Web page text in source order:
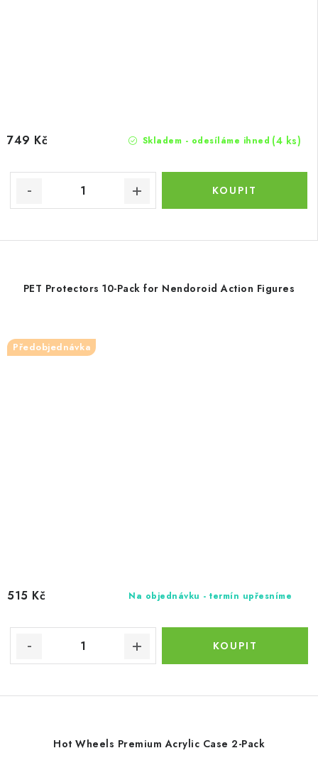
Skladem - odesíláme ihned (4 ks)
749 Kč
PET Protectors 10-Pack for Nendoroid Action Figures
Předobjednávka
Na objednávku - termín upřesníme
515 Kč
Hot Wheels Premium Acrylic Case 2-Pack